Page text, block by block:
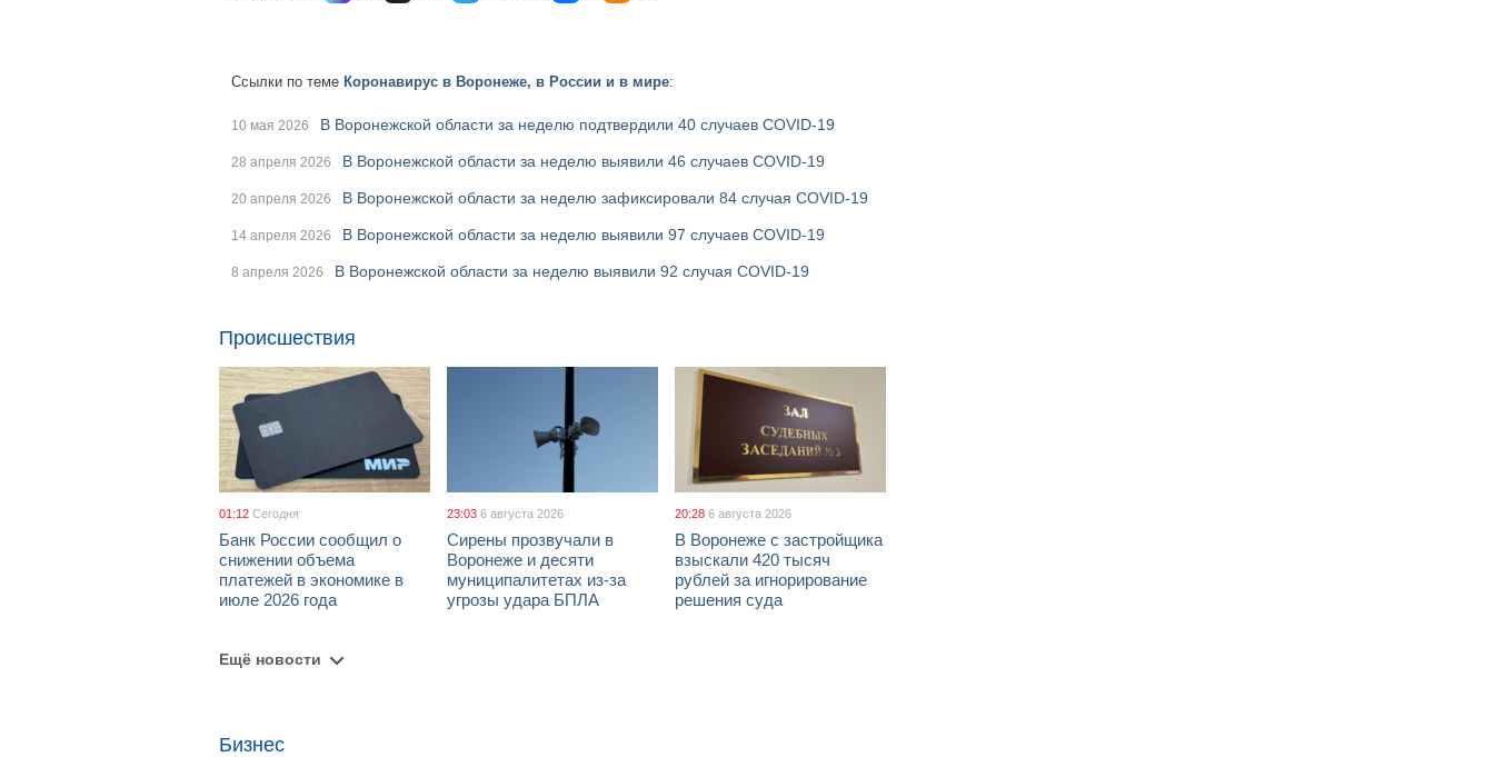
Ссылки по теме Коронавирус в Воронеже, в России и в мире:
10 мая 2026 В Воронежской области за неделю подтвердили 40 случаев COVID-19
28 апреля 2026 В Воронежской области за неделю выявили 46 случаев COVID-19
20 апреля 2026 В Воронежской области за неделю зафиксировали 84 случая COVID-19
14 апреля 2026 В Воронежской области за неделю выявили 97 случаев COVID-19
8 апреля 2026 В Воронежской области за неделю выявили 92 случая COVID-19
Происшествия
01:12 Сегодня
Банк России сообщил о
снижении объема
платежей в экономике в
июле 2026 года
23:03 6 августа 2026
Сирены прозвучали в
Воронеже и десяти
муниципалитетах из-за
угрозы удара БПЛА
20:28 6 августа 2026
В Воронеже с застройщика
взыскали 420 тысяч
рублей за игнорирование
решения суда
Ещё новости
Бизнес